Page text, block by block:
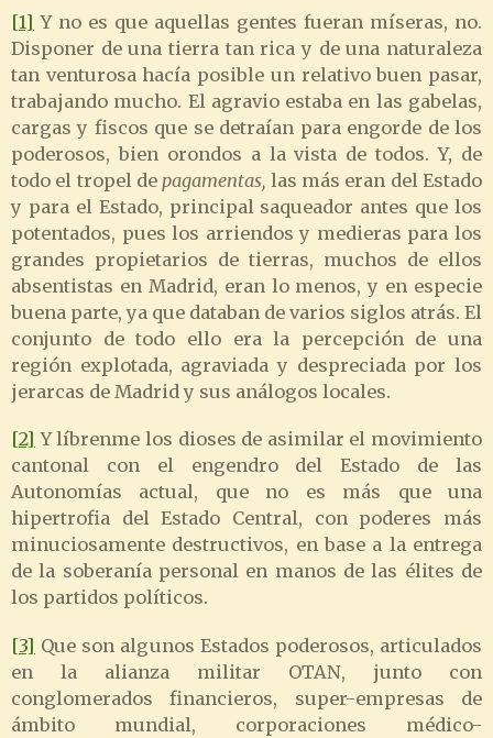
[1] Y no es que aquellas gentes fueran míseras, no.
Disponer de una tierra tan rica y de una naturaleza
tan venturosa hacía posible un relativo buen pasar,
trabajando mucho. El agravio estaba en las gabelas,
cargas y fiscos que se detraían para engorde de los
poderosos, bien orondos a la vista de todos. Y, de
todo el tropel de pagamentas, las más eran del Estado
y para el Estado, principal saqueador antes que los
potentados, pues los arriendos y medieras para los
grandes propietarios de tierras, muchos de ellos
absentistas en Madrid, eran lo menos, y en especie
buena parte, ya que databan de varios siglos atrás. El
conjunto de todo ello era la percepción de una
región explotada, agraviada y despreciada por los
jerarcas de Madrid y sus análogos locales.
[2] Y líbrenme los dioses de asimilar el movimiento
cantonal con el engendro del Estado de las
Autonomías actual, que no es más que una
hipertrofia del Estado Central, con poderes más
minuciosamente destructivos, en base a la entrega
de la soberanía personal en manos de las élites de
los partidos políticos.
[3] Que son algunos Estados poderosos, articulados
en la alianza militar OTAN, junto con
conglomerados financieros, super-empresas de
ámbito mundial, corporaciones médico-